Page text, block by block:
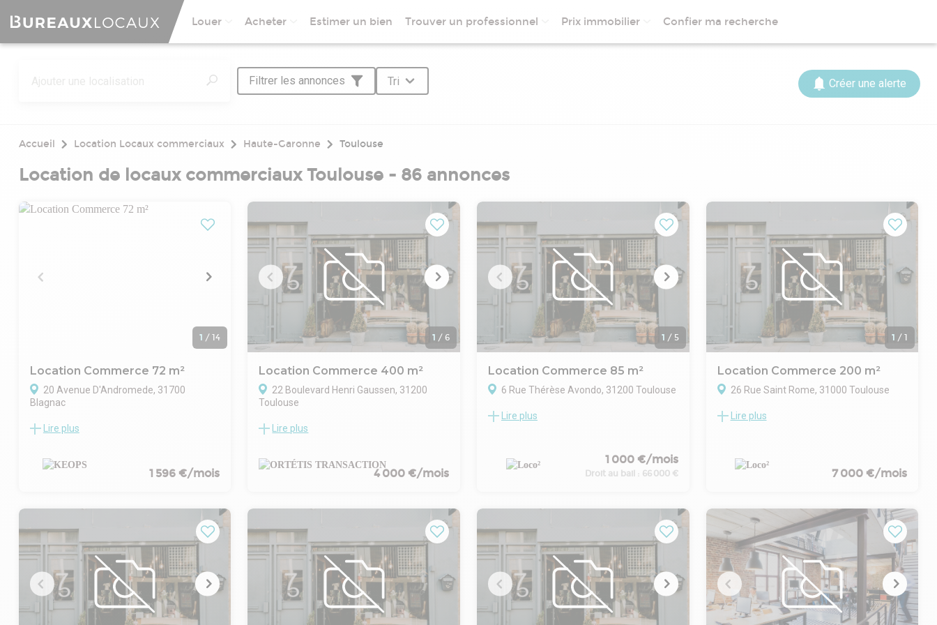
Louer Acheter Estimer un bien Trouver un professionnel Prix immobilier Confier ma recherche
Filtrer les annonces Tri Créer une alerte
Accueil Location Locaux commerciaux Haute-Garonne Toulouse
Location de locaux commerciaux Toulouse - 86 annonces
1 /14
Location Commerce 72 m²
20 Avenue D'Andromede, 31700
Blagnac
Local commercial disponible en location
excellente visibilité dans un environnement
mixte (tertiaire et résidentiel).
et accès rapide aux zones tertiaires de
bureaux. Excellente visibilité, climatisation,
pavé LED et luminosité. De plus vous
bénéficierez de l'attractivité des enseignes
voisines.
Contactez nous pour plus de
renseignements ou pour visiter sur place !
Lire plus
1 596 €/mois
1 / 6
Location Commerce 400 m²
22 Boulevard Henri Gaussen, 31200
Toulouse
ORTÉTIS TRANSACTION propose à la
parfait état idéalement situé sur un axe
passant de la commune d'Aucamville. Ce
avec l'autoroute A62 et la rocade. Il dispose
d'un espace en RDC particulièrement
lumineux, pouvant être exploité en
showroom ou en espace de vente d'une
surface d'environ 200 m2, et d'un espace
similaire en R+1 pouvant être exploité
commercialement ou en espace de
bureaux. Points forts : -Grande visibilité -
Lire plus
4 000 €/mois
1 / 5
Location Commerce 85 m²
6 Rue Thérèse Avondo, 31200 Toulouse
LOCO² vous propose en cession de droit au
laverie, au nord de Toulouse.
Le bien est dans un nouveau quartier,
local sont terminés.
Le bail est destiné à une laverie.
Seul le matériel reste à installer.
Lire plus
1 000 €/mois
Droit au bail : 66 000 €
1 /1
Location Commerce 200 m²
26 Rue Saint Rome, 31000 Toulouse
EMPLACEMENT PRIME
m² dont 130 m² de surface de vente en
RDC situé dans le coeur historique de
important, visibilité exceptionnelle.
Lire plus
7 000 €/mois